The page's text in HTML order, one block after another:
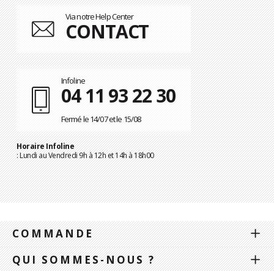
Via notre Help Center
CONTACT
Infoline
04 11 93 22 30
Fermé le 14/07 et le 15/08
Horaire Infoline
: Lundi au Vendredi 9h à 12h et 14h à 18h00
COMMANDE
QUI SOMMES-NOUS ?